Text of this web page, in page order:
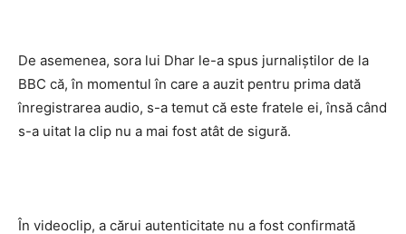
De asemenea, sora lui Dhar le-a spus jurnaliştilor de la
BBC că, în momentul în care a auzit pentru prima dată
înregistrarea audio, s-a temut că este fratele ei, însă când
s-a uitat la clip nu a mai fost atât de sigură.
În videoclip, a cărui autenticitate nu a fost confirmată